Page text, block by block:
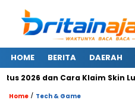
HOME BERITA DAERAH
dan Cara Klaim Skin Luo Yi
Home / Tech & Game